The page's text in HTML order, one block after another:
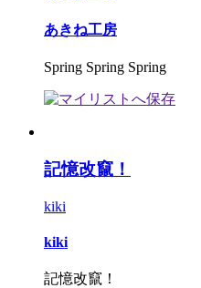
あきね工房
Spring Spring Spring
記憶改竄！
kiki
kiki
記憶改竄！